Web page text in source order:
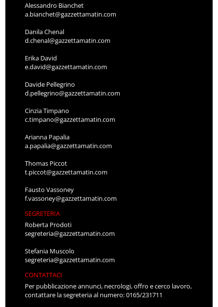
Alessandro Bianchet
a.bianchet@gazzettamatin.com
Danila Chenal
d.chenal@gazzettamatin.com
Erika David
e.david@gazzettamatin.com
Davide Pellegrino
d.pellegrino@gazzettamatin.com
Cinzia Timpano
c.timpano@gazzettamatin.com
Arianna Papalia
a.papalia@gazzettamatin.com
Thomas Piccot
t.piccot@gazzettamatin.com
Fausto Vassoney
f.vassoney@gazzettamatin.com
SEGRETERIA
Roberta Prodoti
segreteria@gazzettamatin.com
Stefania Muscolo
segreteria@gazzettamatin.com
CONTATTACI
Per pubblicazione annunci, necrologi, offro e cerco lavoro,
contattare la segreteria al numero: 0165/231711